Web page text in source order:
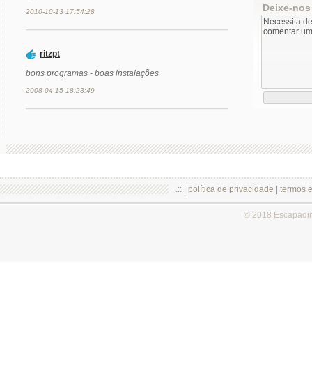
2010-10-13 17:54:28
ritzpt
bons programas - boas instalações
2008-04-15 18:23:49
Deixe-
.:: | política de privacidade termos
© 2018